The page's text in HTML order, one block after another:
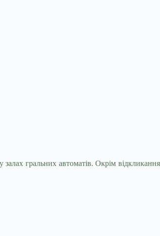
залах гральних автоматів. Окрім відкликання